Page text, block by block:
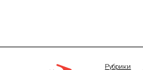
Рубрики